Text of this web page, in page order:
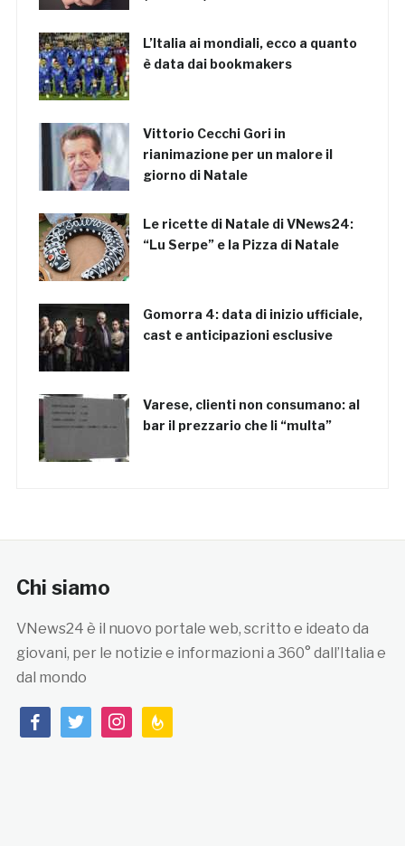
L’Italia ai mondiali, ecco a quanto
è data dai bookmakers
Vittorio Cecchi Gori in
rianimazione per un malore il
giorno di Natale
Le ricette di Natale di VNews24:
“Lu Serpe” e la Pizza di Natale
Gomorra 4: data di inizio ufficiale,
cast e anticipazioni esclusive
Varese, clienti non consumano: al
bar il prezzario che li “multa”
Chi siamo
VNews24 è il nuovo portale web, scritto e ideato da
giovani, per le notizie e informazioni a 360° dall’Italia e
dal mondo
facebooktwitterinstagramfeedburner